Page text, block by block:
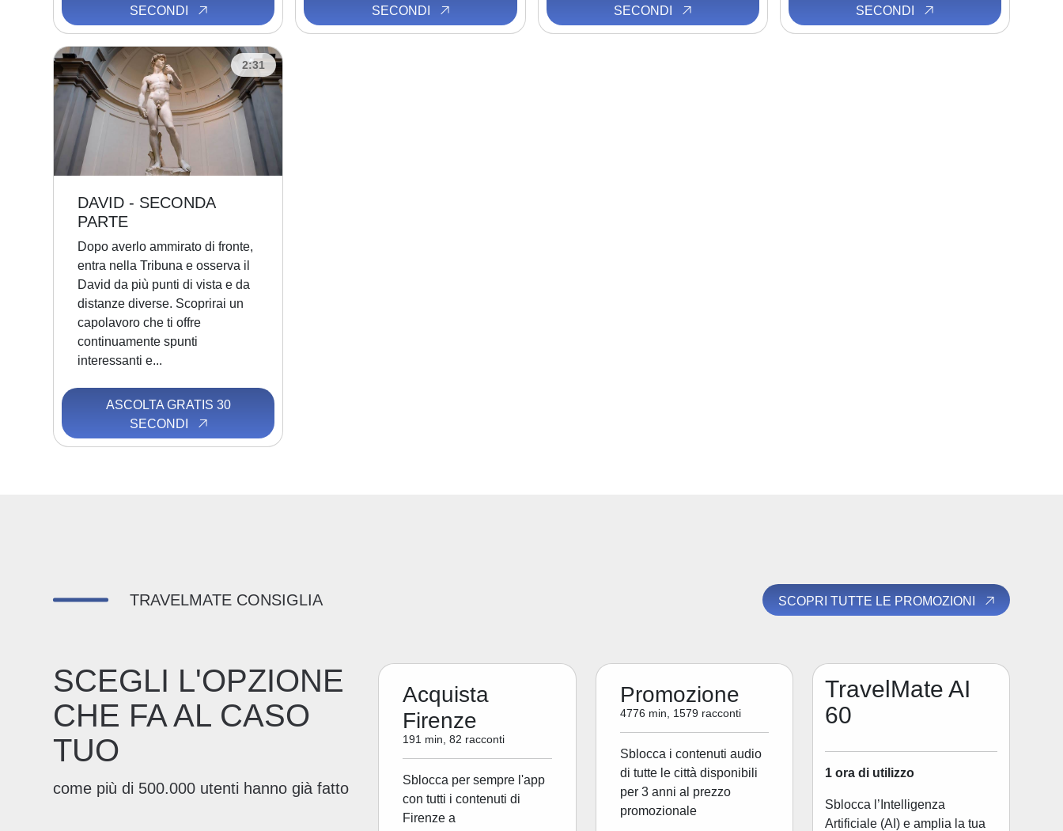
SECONDI
SECONDI
SECONDI
SECONDI
2:31
DAVID - SECONDA
PARTE
Dopo averlo ammirato di fronte,
entra nella Tribuna e osserva il
David da più punti di vista e da
distanze diverse. Scoprirai un
capolavoro che ti offre
continuamente spunti
interessanti e...
ASCOLTA GRATIS 30
SECONDI
TRAVELMATE CONSIGLIA SCOPRI TUTTE LE PROMOZIONI
SCEGLI L'OPZIONE
CHE FA AL CASO
TUO
come più di 500.000 utenti hanno già fatto
Acquista
Firenze
191 min, 82 racconti
Sblocca per sempre l'app
con tutti i contenuti di
Firenze a
Promozione
4776 min, 1579 racconti
Sblocca i contenuti audio
di tutte le città disponibili
per 3 anni al prezzo
promozionale
TravelMate AI
60
1 ora di utilizzo
Sblocca l’Intelligenza
Artificiale (AI) e amplia la tua